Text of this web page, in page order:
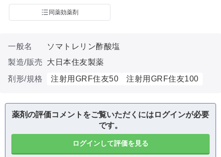
同薬効薬剤
一般名
ソマトレリン酢酸塩
製造/販売
大日本住友製薬
剤形/規格
注射用GRF住友50 注射用GRF住友100
薬剤の評価コメントをご覧いただくにはログインが必要
です。
ログインして評価を見る